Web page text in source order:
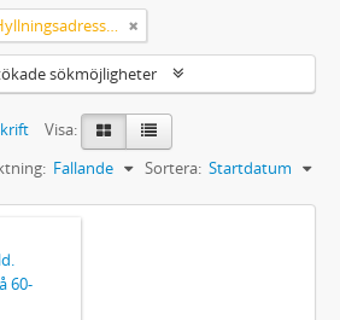
Agnes Hammarskjöld. Hyllningsadresser på 60-årsdagen
sökmöjligheter
Visa:
Sortera: Startdatum
Fallande
60-